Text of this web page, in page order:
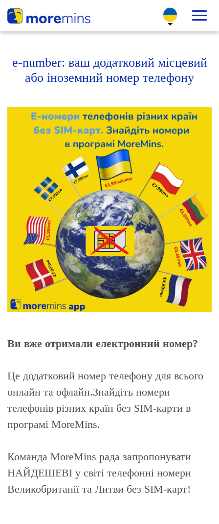
e-number: ваш додатковий місцевий
або іноземний номер телефону
Ви вже отримали електронний номер?
Це додатковий номер телефону для всього
онлайн та офлайн.Знайдіть номери
телефонів різних країн без SIM-карти в
програмі MoreMins.
Команда MoreMins рада запропонувати
НАЙДЕШЕВІ у світі телефонні номери
Великобританії та Литви без SIM-карт!